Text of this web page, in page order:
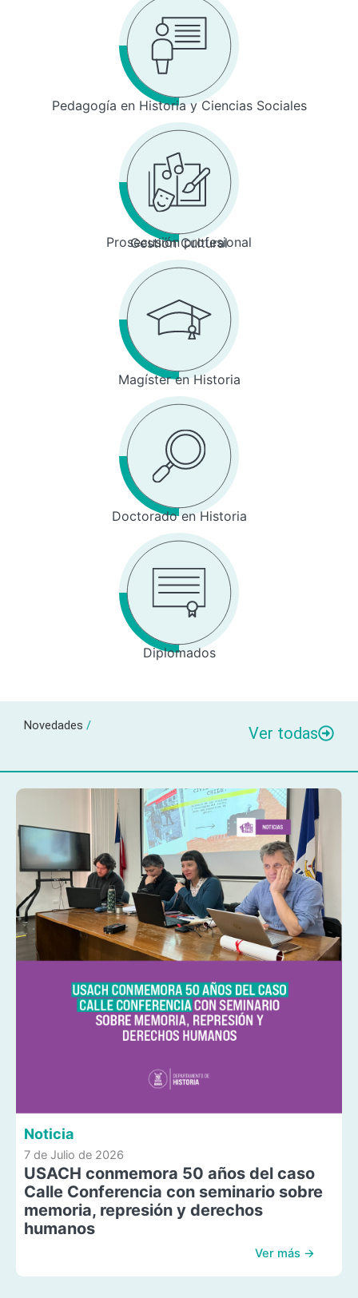
Pedagogía en Historia y Ciencias Sociales
Prosecusión profesional
Gestión Cultural
Magíster en Historia
Doctorado en Historia
Diplomados
Novedades / Ver todas
Noticia
7 de Julio de 2026
USACH conmemora 50 años del caso
Calle Conferencia con seminario sobre
memoria, represión y derechos
humanos
Ver más →